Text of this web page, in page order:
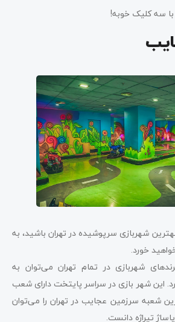
با سه کلیک خوبه!
شهربازی سرپوشیده در تهران باشید، به
خورد.
شهربازی در تمام تهران می‌توان به
این شهر بازی در سراسر پایتخت دارای شعب
شعبه سرزمین عجایب در تهران را می‌توان
تیراژه دانست.